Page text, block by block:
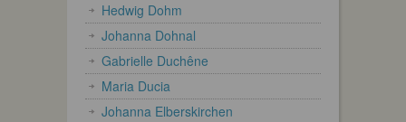
Hedwig Dohm
Johanna Dohnal
Gabrielle Duchêne
Maria Ducia
Johanna Elberskirchen